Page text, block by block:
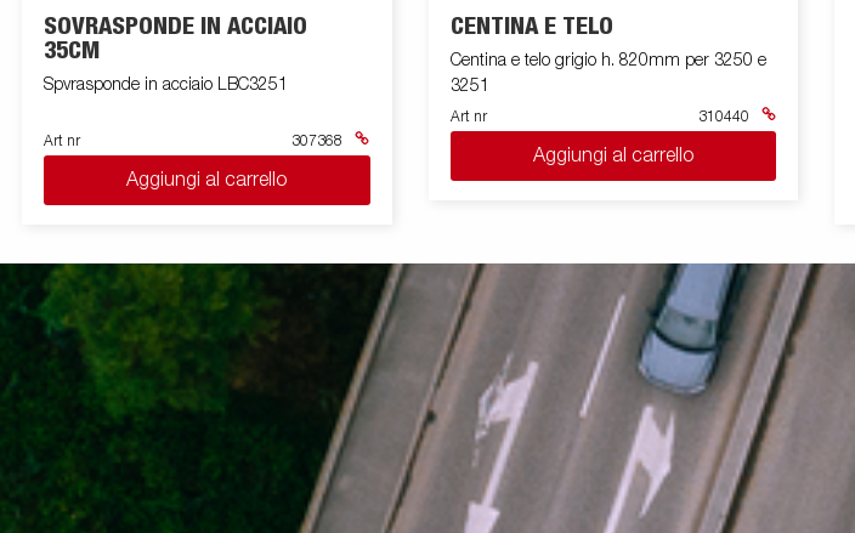
SOVRASPONDE IN ACCIAIO
35CM
Spvrasponde in acciaio LBC3251
Art nr 307368
Aggiungi al carrello
CENTINA E TELO
Centina e telo grigio h. 820mm per 3250 e
3251
Art nr 310440
Aggiungi al carrello